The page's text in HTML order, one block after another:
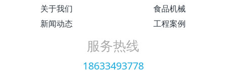
关于我们
食品机械
新闻动态
工程案例
服务热线
18633493778